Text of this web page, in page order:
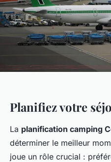
Planifiez votre
La planification camping
déterminer le meilleur
joue un rôle crucial :